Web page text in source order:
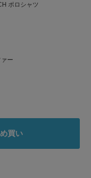
ポロシャツ
ー
買い